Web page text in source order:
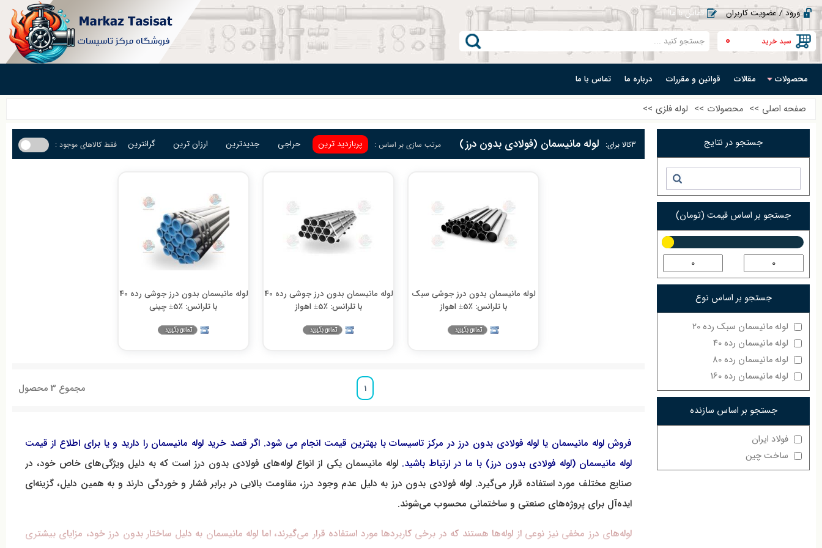
ورود / عضویت کاربران تماس با ما
سبد خرید 0
محصولات مقالات قوانین و مقررات درباره ما تماس با ما
صفحه اصلی >> محصولات >> لوله فلزی >>
جستجو در نتایج
جستجو بر اساس قیمت (تومان)
جستجو بر اساس نوع
لوله مانیسمان سبک رده 20
لوله مانیسمان رده 40
لوله مانیسمان رده 80
لوله مانیسمان رده 160
جستجو بر اساس سازنده
فولاد ایران
ساخت چین
3کالا برای: لوله مانیسمان (فولادی بدون درز) مرتب سازی بر اساس : پربازدید ترین حراجی جدیدترین ارزان ترین گرانترین فقط کالاهای موجود :
لوله مانیسمان بدون درز جوشی سبک
با تلرانس: ٪5± اهواز
لوله مانیسمان بدون درز جوشی رده 40
با تلرانس: ٪5± اهواز
لوله مانیسمان بدون درز جوشی رده 40
با تلرانس: ٪5± چینی
1 مجموع 3 محصول
فروش لوله مانیسمان یا لوله فولادی بدون درز در مرکز تاسیسات با بهترین قیمت انجام می شود. اگر قصد خرید لوله مانیسمان را دارید و یا برای اطلاع از قیمت
لوله مانیسمان (لوله فولادی بدون درز) با ما در ارتباط باشید. لوله مانیسمان یکی از انواع لوله‌های فولادی بدون درز است که به دلیل ویژگی‌های خاص خود، در
صنایع مختلف مورد استفاده قرار می‌گیرد. لوله فولادی بدون درز به دلیل عدم وجود درز، مقاومت بالایی در برابر فشار و خوردگی دارند و به همین دلیل، گزینه‌ای
ایده‌آل برای پروژه‌های صنعتی و ساختمانی محسوب می‌شوند.
لوله‌های درز مخفی نیز نوعی از لوله‌ها هستند که در برخی کاربردها مورد استفاده قرار می‌گیرند، اما لوله مانیسمان به دلیل ساختار بدون درز خود، مزایای بیشتری